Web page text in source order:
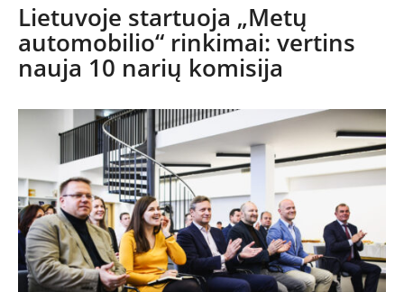
NAUJIENOS
Lietuvoje startuoja „Metų
automobilio“ rinkimai: vertins
nauja 10 narių komisija